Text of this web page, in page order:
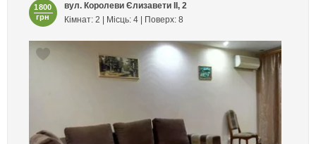
1800
грн
вул. Королеви Єлизавети ІІ, 2
Кімнат: 2 | Місць: 4 | Поверх: 8